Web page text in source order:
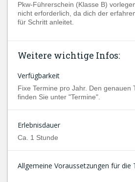
Pkw-Führerschein (Klasse B)
nicht erforderlich, da dich der
für Schritt anleitet.
Weitere wichtige Infos:
Verfügbarkeit
Fixe Termine pro Jahr. Den genauen
finden Sie unter "Termine".
Erlebnisdauer
Ca. 1 Stunde
Allgemeine Voraussetzungen für die